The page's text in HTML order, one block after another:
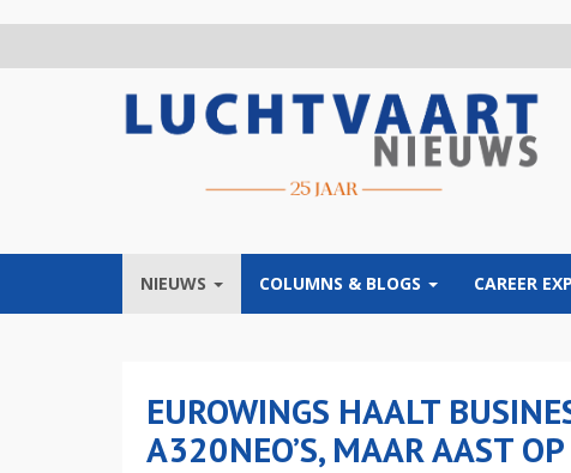
NIEUWS COLUMNS & BLOGS CAREER
EUROWINGS HAALT
A320NEO’S, MAAR AAST OP